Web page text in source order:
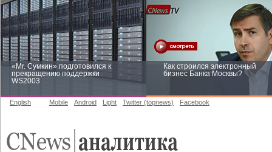
«Mr. Сумкин» подготовился к
прекращению поддержки
WS2003
Как строился электронный
бизнес Банка Москвы?
English Mobile Android Light Twitter (topnews) Facebook